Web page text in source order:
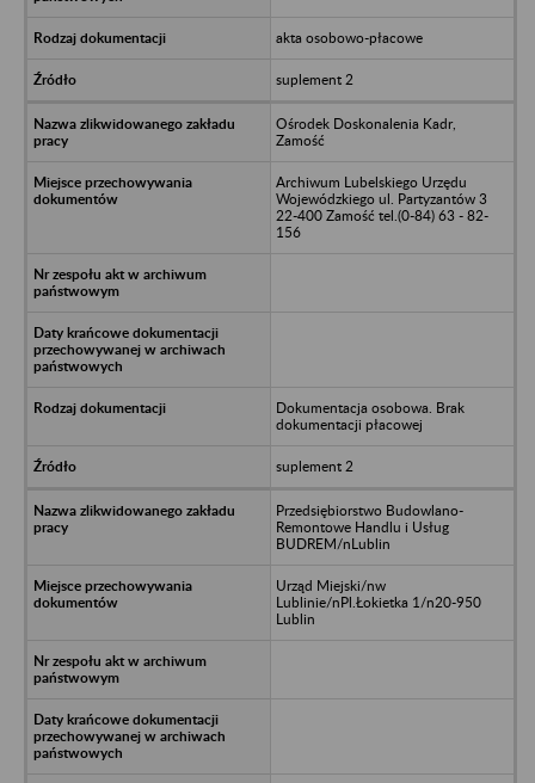
akta osobowo-płacowe
suplement 2
Ośrodek Doskonalenia Kadr,
Zamość
Archiwum Lubelskiego Urzędu
Wojewódzkiego ul. Partyzantów 3
22-400 Zamość tel.(0-84) 63 - 82-
156
Dokumentacja osobowa. Brak
dokumentacji płacowej
suplement 2
Przedsiębiorstwo Budowlano-
Remontowe Handlu i Usług
BUDREM/nLublin
Urząd Miejski/nw
Lublinie/nPl.Łokietka 1/n20-950
Lublin